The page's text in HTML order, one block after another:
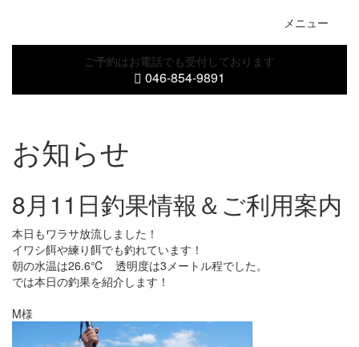
メニュー
ご予約はお電話でも受付しております
046-854-9891
お知らせ
8月11日釣果情報＆ご利用案内
本日もワラサ放流しました！
イワシ餌や練り餌でも釣れています！
朝の水温は26.6℃ 透明度は3メートル程でした。
では本日の釣果を紹介します！
M様